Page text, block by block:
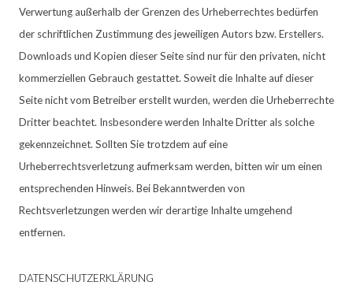
Verwertung außerhalb der Grenzen des Urheberrechtes bedürfen
der schriftlichen Zustimmung des jeweiligen Autors bzw. Erstellers.
Downloads und Kopien dieser Seite sind nur für den privaten, nicht
kommerziellen Gebrauch gestattet. Soweit die Inhalte auf dieser
Seite nicht vom Betreiber erstellt wurden, werden die Urheberrechte
Dritter beachtet. Insbesondere werden Inhalte Dritter als solche
gekennzeichnet. Sollten Sie trotzdem auf eine
Urheberrechtsverletzung aufmerksam werden, bitten wir um einen
entsprechenden Hinweis. Bei Bekanntwerden von
Rechtsverletzungen werden wir derartige Inhalte umgehend
entfernen.
​DATENSCHUTZERKLÄRUNG